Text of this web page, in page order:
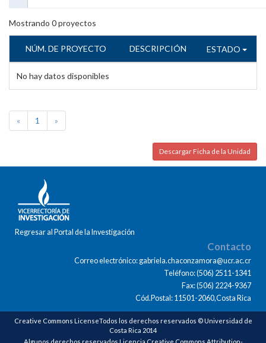
Mostrando 0proyectos
NÚM. DE PROYECTO DESCRIPCIÓN ESTADO
No hay datos disponibles
« 1 »
Descargar Ficha de la Unidad
Regresar al Portal de la Investigación
Contacto
Correo electrónico: gabriela.chaconzamora@ucr.ac.cr
Teléfono: (506) 2511-1341
Fax: (506) 2224-9367
Cód.Postal: 11501-2060,Costa Rica
Creative Commons LicenseTodos los derechos reservados © Universidad de
Costa Rica 2014